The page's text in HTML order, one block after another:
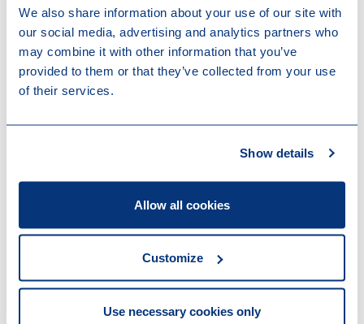
We also share information about your use of our site with
our social media, advertising and analytics partners who
may combine it with other information that you’ve
provided to them or that they’ve collected from your use
of their services.
Show details
Allow all cookies
Customize
Use necessary cookies only